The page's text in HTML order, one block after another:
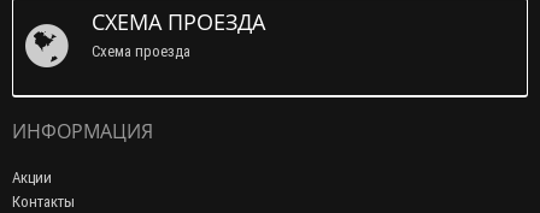
СХЕМА ПРОЕЗДА
Схема проезда
ИНФОРМАЦИЯ
Акции
Контакты